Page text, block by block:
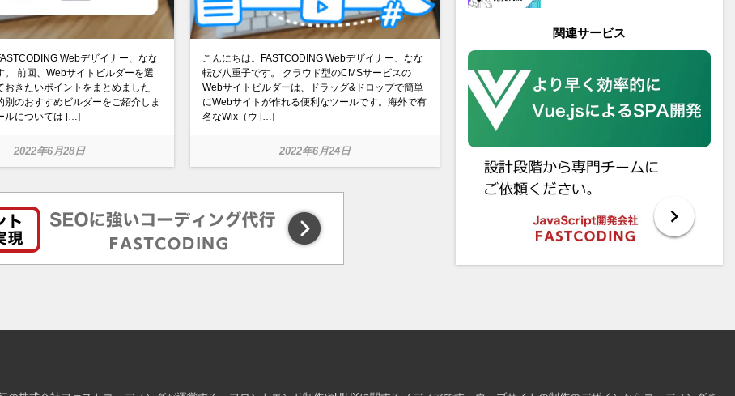
Webデザイナー、なな
。 前回、Webサイトビルダーを選
おきたいポイントをまとめました
別のおすすめビルダーをご紹介しま
ルについては […]
2022年6月28日
こんにちは。FASTCODING Webデザイナー、なな
転び八重子です。 クラウド型のCMSサービスの
Webサイトビルダーは、ドラッグ&ドロップで簡単
にWebサイトが作れる便利なツールです。海外で有
名なWix（ウ […]
2022年6月24日
関連サービス